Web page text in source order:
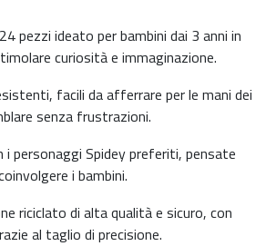
pezzi ideato per bambini dai 3 anni in
curiosità e immaginazione.
facili da afferrare per le mani dei
senza frustrazioni.
i personaggi Spidey preferiti, pensate
i bambini.
riciclato di alta qualità e sicuro, con
al taglio di precisione.